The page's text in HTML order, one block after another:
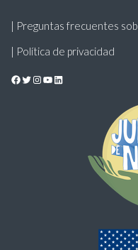
| Preguntas frecuentes
| Política de privacidad
Facebook
Twitter
Instagram
YouTube
LinkedIn